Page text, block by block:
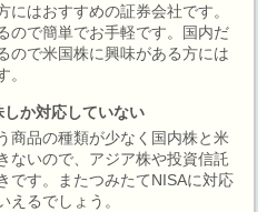
はおすすめの証券会社です。
ので簡単でお手軽です。国内だ
ので米国株に興味がある方には
。
しか対応していない
商品の種類が少なく国内株と米
ないので、アジア株や投資信託
です。またつみたてNISAに対応
えるでしょう。